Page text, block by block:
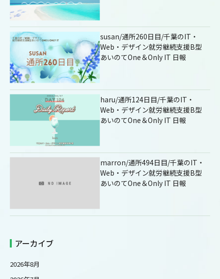
susan/通所260日目/千葉のIT・
Web・デザイン就労継続支援B型
あいのてOne＆Only IT 日報
haru/通所124日目/千葉のIT・
Web・デザイン就労継続支援B型
あいのてOne＆Only IT 日報
marron/通所494日目/千葉のIT・
Web・デザイン就労継続支援B型
あいのてOne＆Only IT 日報
アーカイブ
2026年8月